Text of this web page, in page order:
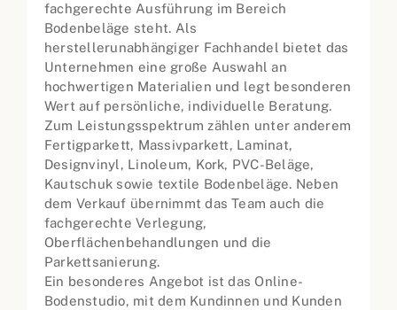
fachgerechte Ausführung im Bereich
Bodenbeläge steht. Als
herstellerunabhängiger Fachhandel bietet das
Unternehmen eine große Auswahl an
hochwertigen Materialien und legt besonderen
Wert auf persönliche, individuelle Beratung.
Zum Leistungsspektrum zählen unter anderem
Fertigparkett, Massivparkett, Laminat,
Designvinyl, Linoleum, Kork, PVC-Beläge,
Kautschuk sowie textile Bodenbeläge. Neben
dem Verkauf übernimmt das Team auch die
fachgerechte Verlegung,
Oberflächenbehandlungen und die
Parkettsanierung.
Ein besonderes Angebot ist das Online-
Bodenstudio, mit dem Kundinnen und Kunden